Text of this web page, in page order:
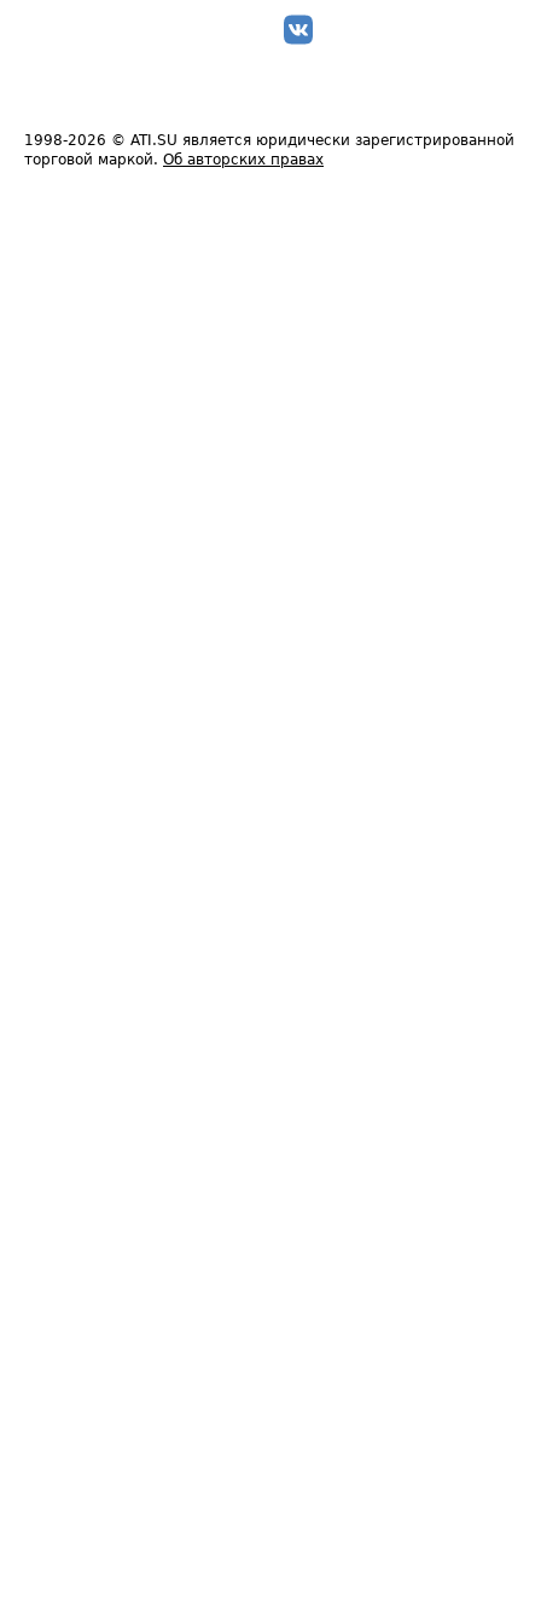
1998-2026 © ATI.SU является юридически зарегистрированной
торговой маркой. Об авторских правах